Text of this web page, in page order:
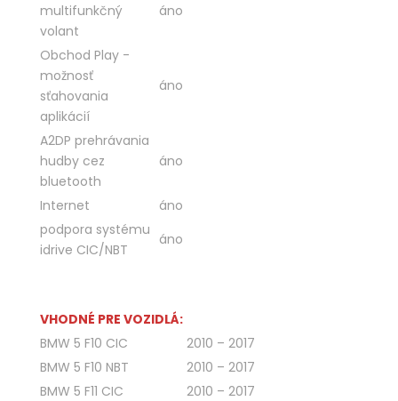
multifunkčný
volant
áno
Obchod Play -
možnosť
sťahovania
aplikácií
áno
A2DP prehrávania
hudby cez
bluetooth
áno
Internet
áno
podpora systému
idrive CIC/NBT
áno
VHODNÉ PRE VOZIDLÁ:
BMW 5 F10 CIC
2010 – 2017
BMW 5 F10 NBT
2010 – 2017
BMW 5 F11 CIC
2010 – 2017